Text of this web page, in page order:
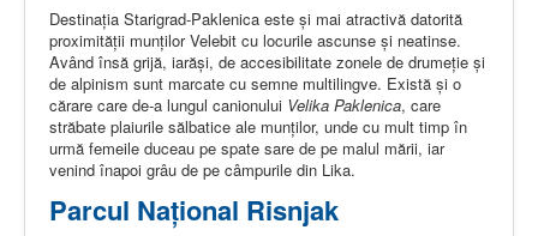
Destinaţia Starigrad-Paklenica este şi mai atractivă datorită
proximităţii munţilor Velebit cu locurile ascunse şi neatinse.
Având însă grijă, iarăşi, de accesibilitate zonele de drumeţie şi
de alpinism sunt marcate cu semne multilingve. Există şi o
cărare care de-a lungul canionului Velika Paklenica, care
străbate plaiurile sălbatice ale munților, unde cu mult timp în
urmă femeile duceau pe spate sare de pe malul mării, iar
venind înapoi grâu de pe câmpurile din Lika.
Parcul Naţional Risnjak